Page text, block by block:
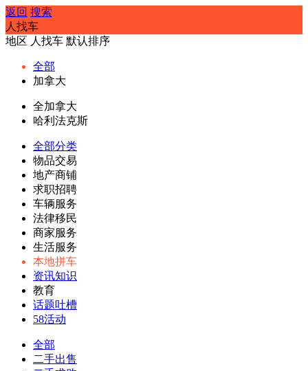
返回 搜索
人找车
地区 人找车 默认排序
全部
加拿大
全加拿大
哈利法克斯
全部分类
物品交易
地产商铺
求职招聘
车辆服务
法律移民
商家服务
生活服务
本地拼车
资讯知识
教育
话题吐槽
58活动
全部
二手出售